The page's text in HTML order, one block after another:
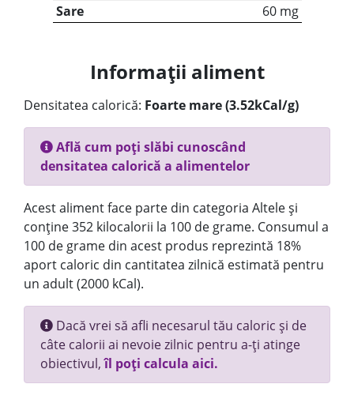
Sare
60 mg
Informații aliment
Densitatea calorică: Foarte mare (3.52kCal/g)
Află cum poți slăbi cunoscând
densitatea calorică a alimentelor
Acest aliment face parte din categoria Altele și
conține 352 kilocalorii la 100 de grame. Consumul a
100 de grame din acest produs reprezintă 18%
aport caloric din cantitatea zilnică estimată pentru
un adult (2000 kCal).
Dacă vrei să afli necesarul tău caloric și de
câte calorii ai nevoie zilnic pentru a-ți atinge
obiectivul,îl poți calcula aici.